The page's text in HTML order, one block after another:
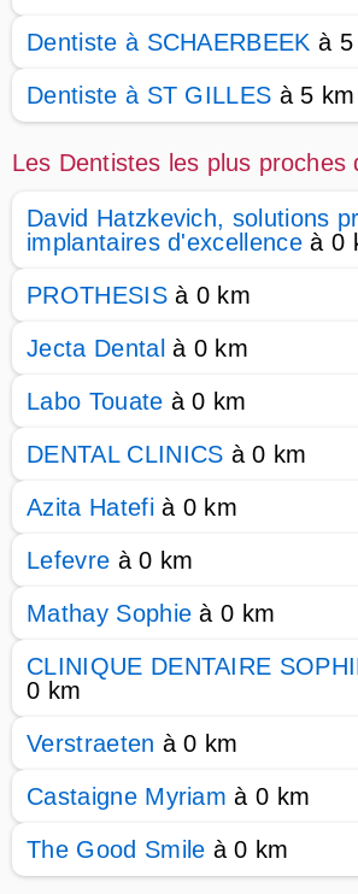
Dentiste à SCHAERBEEK à 5
Dentiste à ST GILLES à 5 km
Les Dentistes les plus proches
David Hatzkevich, solutions
implantaires d'excellence à 0
PROTHESISà 0 km
Jecta Dental à 0 km
Labo Touate à 0 km
DENTAL CLINICS à 0 km
Azita Hatefià 0 km
Lefevre à 0 km
Mathay Sophie à 0 km
CLINIQUE DENTAIRE
0 km
Verstraeten à 0 km
Castaigne Myriam à 0 km
The Good Smile à 0 km